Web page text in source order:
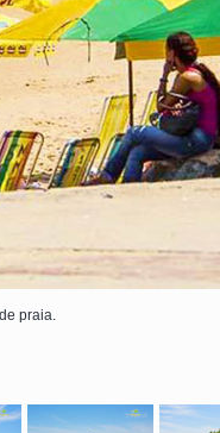
praia.